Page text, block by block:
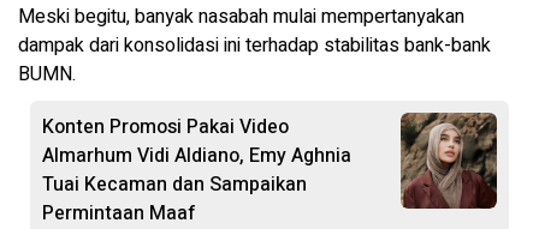
Meski begitu, banyak nasabah mulai mempertanyakan
dampak dari konsolidasi ini terhadap stabilitas bank-bank
BUMN.
Konten Promosi Pakai Video
Almarhum Vidi Aldiano, Emy Aghnia
Tuai Kecaman dan Sampaikan
Permintaan Maaf